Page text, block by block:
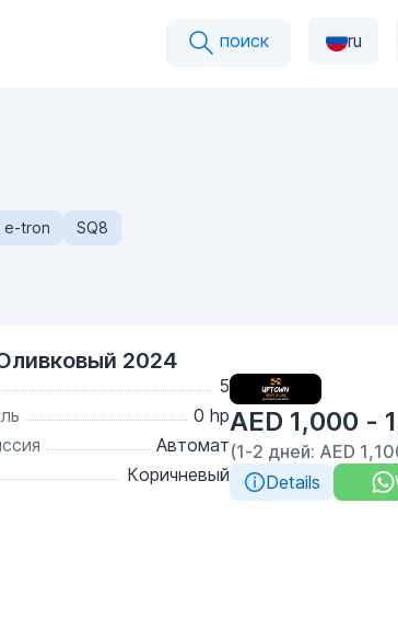
поиск ru
e-tron SQ8
2024
5
0 hp
Автомат
Коричневый
AED 1,000 -
(1-2 дней: AED
Details